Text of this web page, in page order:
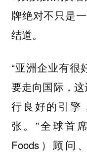
牌绝对不只是
结道。
“亚洲企业有很
要走向国际，
行良好的引擎
张。”全球首
Foods）顾问